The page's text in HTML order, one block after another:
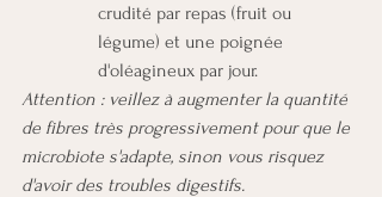
crudité par repas (fruit ou
légume) et une poignée
d'oléagineux par jour.
Attention : veillez à augmenter la quantité
de fibres très progressivement pour que le
microbiote s'adapte, sinon vous risquez
d'avoir des troubles digestifs.